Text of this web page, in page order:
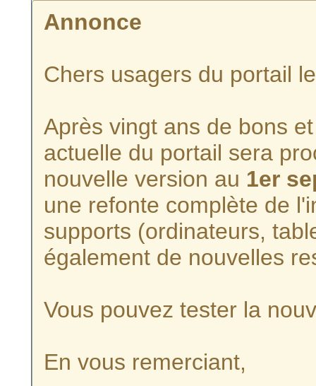
Annonce
Chers usagers du portail
Après vingt ans de bons
actuelle du portail sera
nouvelle version au 1er
une refonte complète de
supports (ordinateurs,
également de nouvelles
Vous pouvez tester la
En vous remerciant,